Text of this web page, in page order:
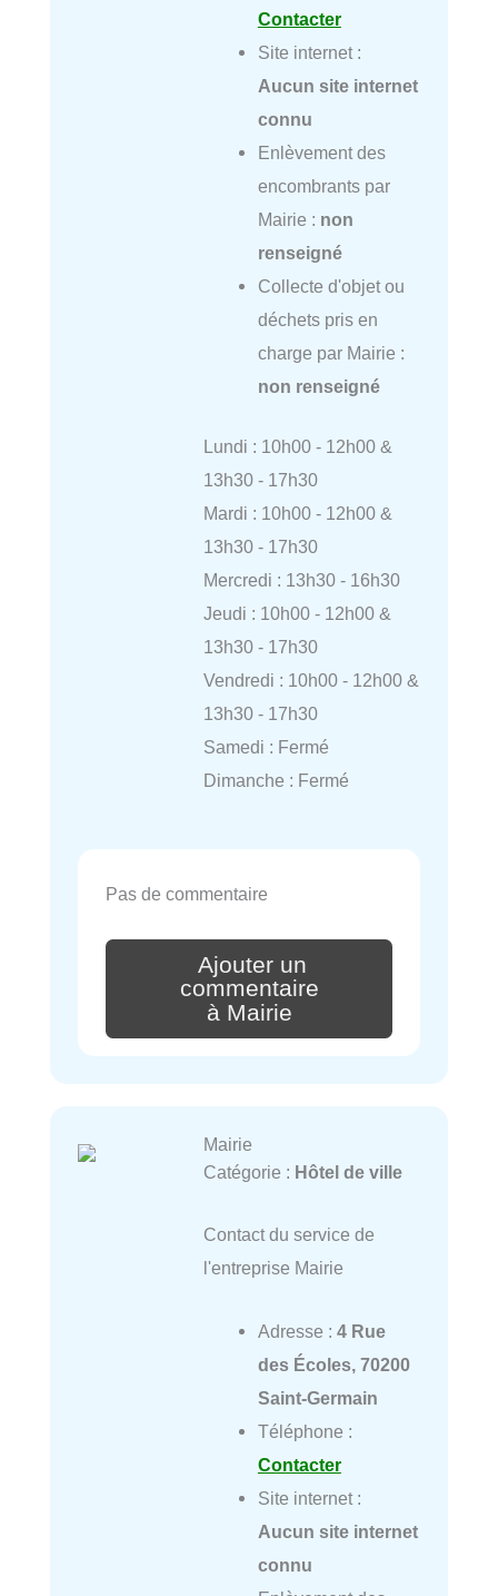
Contacter
Site internet :
Aucun site internet
connu
Enlèvement des
encombrants par
Mairie : non
renseigné
Collecte d'objet ou
déchets pris en
charge par Mairie :
non renseigné
Lundi : 10h00 - 12h00 &
13h30 - 17h30
Mardi : 10h00 - 12h00 &
13h30 - 17h30
Mercredi : 13h30 - 16h30
Jeudi : 10h00 - 12h00 &
13h30 - 17h30
Vendredi : 10h00 - 12h00 &
13h30 - 17h30
Samedi : Fermé
Dimanche : Fermé
Pas de commentaire
Ajouter un
commentaire
à Mairie
Mairie
Catégorie : Hôtel de ville
Contact du service de
l'entreprise Mairie
Adresse : 4 Rue
des Écoles, 70200
Saint-Germain
Téléphone :
Contacter
Site internet :
Aucun site internet
connu